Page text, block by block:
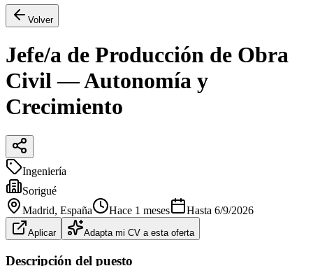
Volver
Jefe/a de Producción de Obra
Civil — Autonomía y
Crecimiento
Ingeniería
Sorigué
Madrid, España Hace 1 meses Hasta 6/9/2026
Aplicar Adapta mi CV a esta oferta
Descripción del puesto